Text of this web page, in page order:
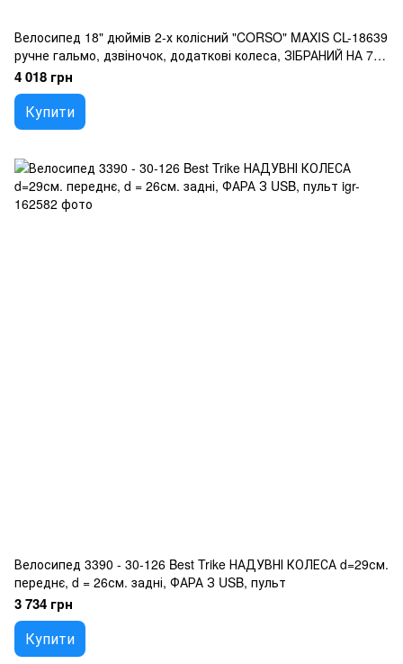
Велосипед 18" дюймів 2-х колісний "CORSO" MAXIS CL-18639
ручне гальмо, дзвіночок, додаткові колеса, ЗІБРАНИЙ НА 75,
в коробці
4 018 грн
Купити
Велосипед 3390 - 30-126 Best Trike НАДУВНІ КОЛЕСА d=29см.
переднє, d = 26см. задні, ФАРА З USB, пульт
3 734 грн
Купити